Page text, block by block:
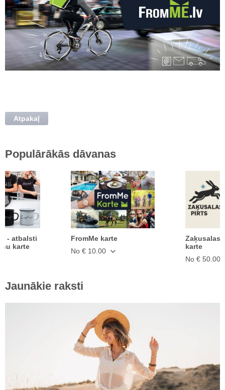
Atpakaļ
Populārākās dāvanas
- atbalsti
karte
FromMe karte
No € 10.00
Zaķusalas
karte
No € 50.00
Jaunākie raksti